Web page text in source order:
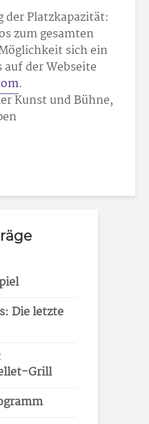
Platzkapazität:
zum gesamten
sich ein
der Webseite
.
Kunst und Bühne,
Die letzte
Grill